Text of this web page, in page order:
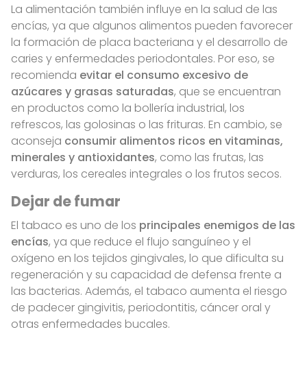
La alimentación también influye en la salud de las
encías, ya que algunos alimentos pueden favorecer
la formación de placa bacteriana y el desarrollo de
caries y enfermedades periodontales. Por eso, se
recomienda evitar el consumo excesivo de
azúcares y grasas saturadas, que se encuentran
en productos como la bollería industrial, los
refrescos, las golosinas o las frituras. En cambio, se
aconseja consumir alimentos ricos en vitaminas,
minerales y antioxidantes, como las frutas, las
verduras, los cereales integrales o los frutos secos.
Dejar de fumar
El tabaco es uno de los principales enemigos de las
encías, ya que reduce el flujo sanguíneo y el
oxígeno en los tejidos gingivales, lo que dificulta su
regeneración y su capacidad de defensa frente a
las bacterias. Además, el tabaco aumenta el riesgo
de padecer gingivitis, periodontitis, cáncer oral y
otras enfermedades bucales.